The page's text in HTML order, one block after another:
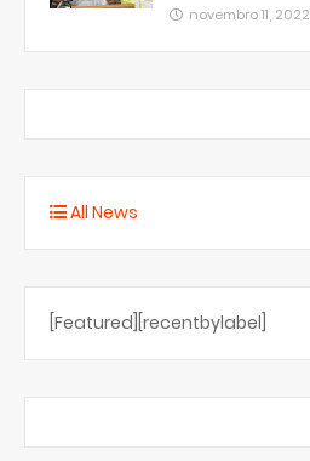
novembro 11, 2022
All News
[Featured][recentbylabel]